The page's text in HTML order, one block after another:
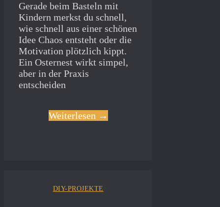
Gerade beim Basteln mit
Kindern merkst du schnell,
wie schnell aus einer schönen
Idee Chaos entsteht oder die
Motivation plötzlich kippt.
Ein Osternest wirkt simpel,
aber in der Praxis
entscheiden
Weiterlesen →
DIY-PROJEKTE